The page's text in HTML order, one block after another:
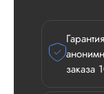
Гарантия
заказа